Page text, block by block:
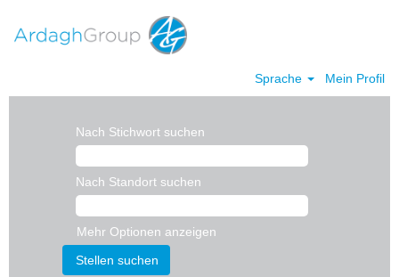
Sprache Mein Profil
Nach Stichwort suchen
Nach Standort suchen
Mehr Optionen anzeigen